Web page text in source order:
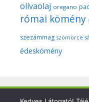
olívaolaj oregano
római kömény
szezámmag szömörce
édeskömény